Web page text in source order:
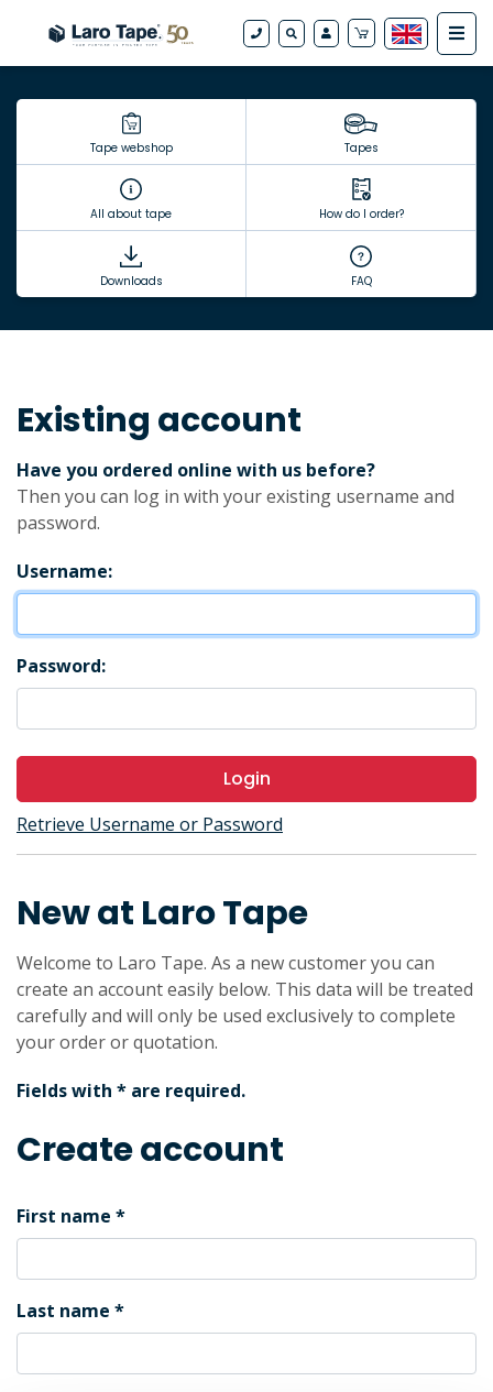
Tape webshop Tapes
All about tape How do I order?
Downloads FAQ
Existing account
Have you ordered online with us before?
Then you can log in with your existing username and
password.
Username:
Password:
Login
Retrieve Username or Password
New at Laro Tape
Welcome to Laro Tape. As a new customer you can
create an account easily below. This data will be treated
carefully and will only be used exclusively to complete
your order or quotation.
Fields with * are required.
Create account
First name
Last name